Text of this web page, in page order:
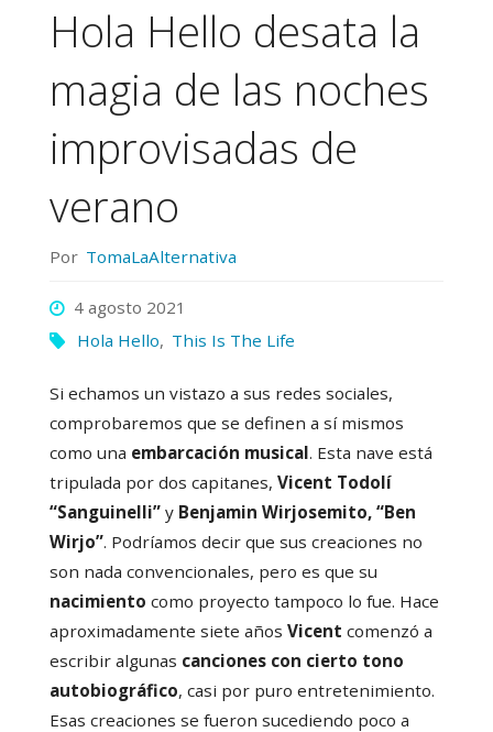
Hola Hello desata la
magia de las noches
improvisadas de
verano
Por TomaLaAlternativa
4 agosto 2021
Hola Hello, This Is The Life
Si echamos un vistazo a sus redes sociales,
comprobaremos que se definen a sí mismos
como una embarcación musical. Esta nave está
tripulada por dos capitanes, Vicent Todolí
“Sanguinelli”y Benjamin Wirjosemito, “Ben
Wirjo”. Podríamos decir que sus creaciones no
son nada convencionales, pero es que su
nacimiento como proyecto tampoco lo fue. Hace
aproximadamente siete años Vicent comenzó a
escribir algunas canciones con cierto tono
autobiográfico, casi por puro entretenimiento.
Esas creaciones se fueron sucediendo poco a